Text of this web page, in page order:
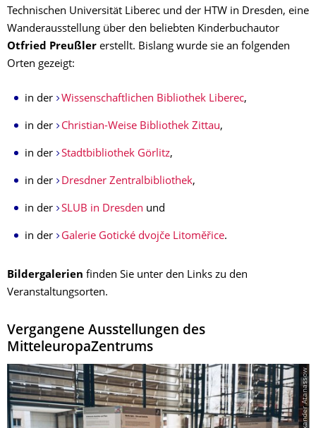
Technischen Universität Liberec und der HTW in Dresden, eine
Wanderausstellung über den beliebten Kinderbuchautor
Otfried Preußler erstellt. Bislang wurde sie an folgenden
Orten gezeigt:
in der Wissenschaftlichen Bibliothek Liberec,
in der Christian-Weise Bibliothek Zittau,
in der Stadtbibliothek Görlitz,
in der Dresdner Zentralbibliothek,
in der SLUB in Dresden und
in der Galerie Gotické dvojče Litoměřice.
Bildergalerien finden Sie unter den Links zu den
Veranstaltungsorten.
Vergangene Ausstellungen des
MitteleuropaZentrums
© Alexander Atanassow